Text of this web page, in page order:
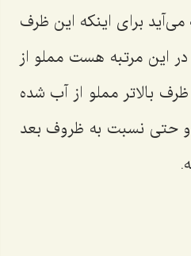
برای اینکه این ظرف
این مرتبه هست مملو از
بالاتر مملو از آب شده
حتی نسبت به ظروف بعد